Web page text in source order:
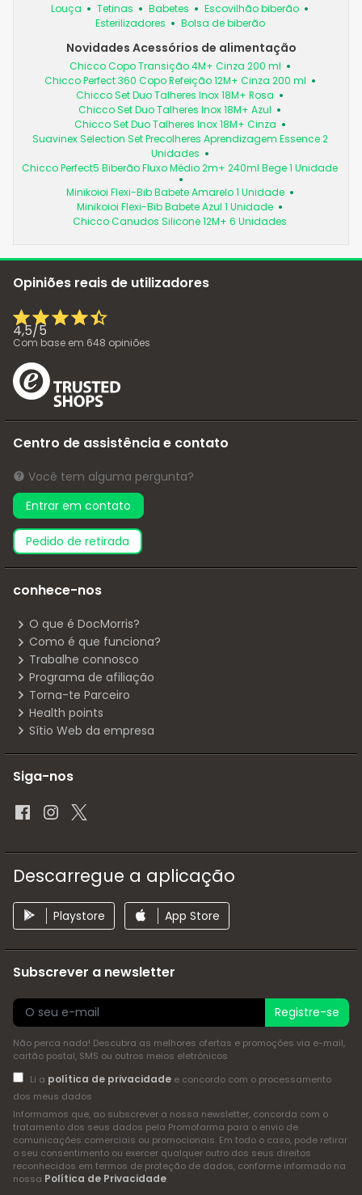
Louça Tetinas Babetes
Escovilhão biberão
Esterilizadores
Bolsa de biberão
Novidades Acessórios de alimentação
Chicco Copo Transição 4M+ Cinza 200 ml
Chicco Perfect 360 Copo Refeição 12M+ Cinza 200 ml
Chicco Set Duo Talheres Inox 18M+ Rosa
Chicco Set Duo Talheres Inox 18M+ Azul
Chicco Set Duo Talheres Inox 18M+ Cinza
Suavinex Selection Set Precolheres Aprendizagem Essence 2
Unidades
Chicco Perfect5 Biberão Fluxo Médio 2m+ 240ml Bege 1 Unidade
Minikoioi Flexi-Bib Babete Amarelo 1 Unidade
Minikoioi Flexi-Bib Babete Azul 1 Unidade
Chicco Canudos Silicone 12M+ 6 Unidades
Opiniões reais de utilizadores
4,5/5
Com base em 648 opiniões
Centro de assistência e contato
Você tem alguma pergunta?
Entrar em contato
pedido de retirada
conhece-nos
O que é DocMorris?
Como é que funciona?
Trabalhe connosco
Programa de afiliação
Torna-te Parceiro
Health points
Sítio Web da empresa
Siga-nos
Descarregue a aplicação
Playstore App Store
Subscrever a newsletter
Registre-se
Não perca nada! Descubra as melhores ofertas e promoções via e-mail,
cartão postal, SMS ou outros meios eletrónicos
Li a política de privacidadee concordo com o processamento
dos meus dados
Informamos que, ao subscrever a nossa newsletter, concorda com o
tratamento dos seus dados pela Promofarma para o envio de
comunicações comerciais ou promocionais. Em todo o caso, pode retirar
o seu consentimento ou exercer qualquer outro dos seus direitos
reconhecidos em termos de proteção de dados, conforme informado na
nossa Política de Privacidade.